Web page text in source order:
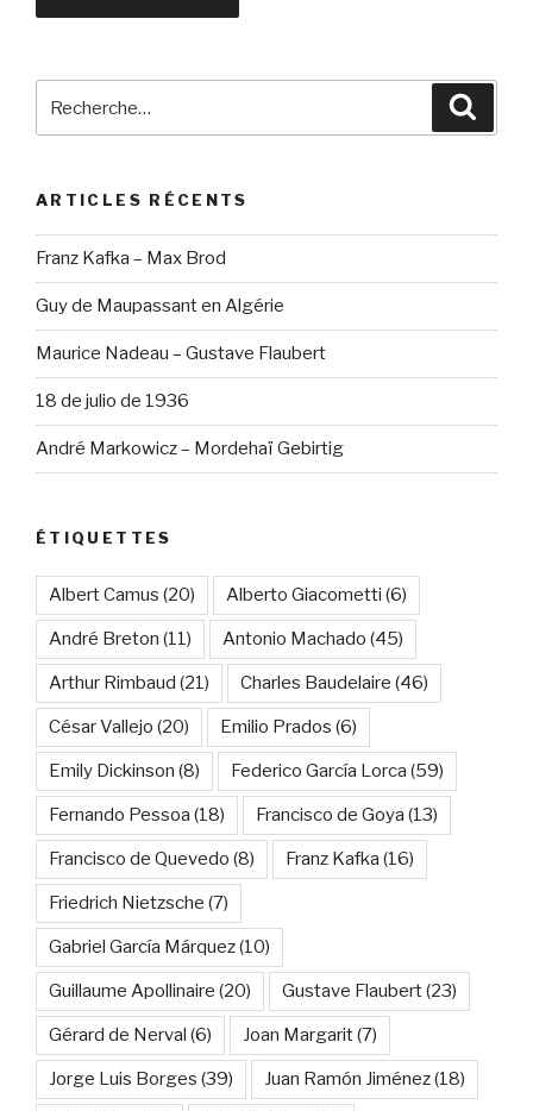
ARTICLES RÉCENTS
Franz Kafka – Max Brod
Guy de Maupassant en Algérie
Maurice Nadeau – Gustave Flaubert
18 de julio de 1936
André Markowicz – Mordehaï Gebirtig
ÉTIQUETTES
Albert Camus (20) Alberto Giacometti (6)
André Breton (11) Antonio Machado (45)
Arthur Rimbaud (21) Charles Baudelaire (46)
César Vallejo (20) Emilio Prados (6)
Emily Dickinson (8) Federico García Lorca (59)
Fernando Pessoa (18) Francisco de Goya (13)
Francisco de Quevedo (8) Franz Kafka (16)
Friedrich Nietzsche (7)
Gabriel García Márquez(10)
Guillaume Apollinaire (20) Gustave Flaubert(23)
Gérard de Nerval (6) Joan Margarit(7)
Jorge Luis Borges (39) Juan Ramón Jiménez(18)